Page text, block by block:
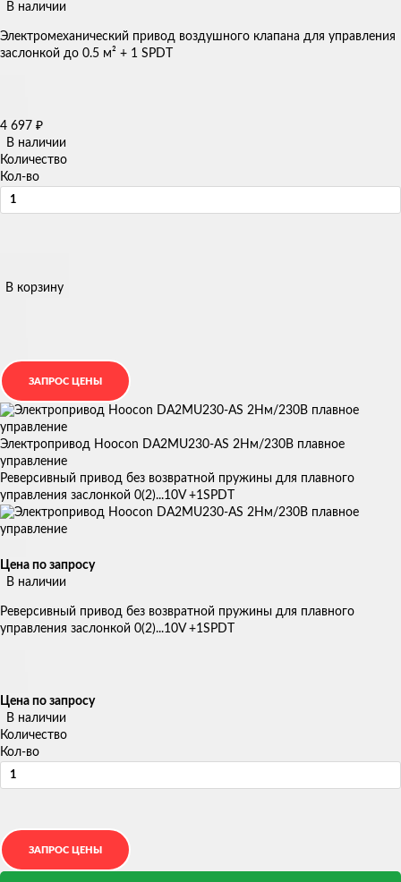
В наличии
Электромеханический привод воздушного клапана для управления
заслонкой до 0.5 м² + 1 SPDT
4 697 ₽
В наличии
Количество
Кол-во
В корзину
Электропривод Hoocon DA2MU230-AS 2Нм/230В плавное
управление
Реверсивный привод без возвратной пружины для плавного
управления заслонкой 0(2)...10V +1SPDT
Цена по запросу
В наличии
Реверсивный привод без возвратной пружины для плавного
управления заслонкой 0(2)...10V +1SPDT
Цена по запросу
В наличии
Количество
Кол-во